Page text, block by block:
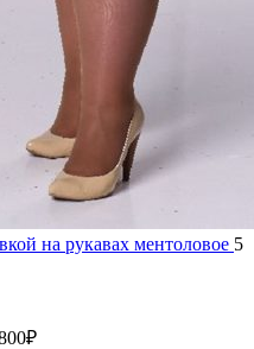
на рукавах ментоловое 5
₽